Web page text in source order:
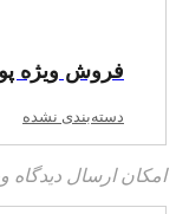
فروش ویژه
دسته‌بندی نشده
امکان ارسال دیدگاه